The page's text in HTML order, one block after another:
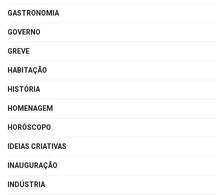
GASTRONOMIA
GOVERNO
GREVE
HABITAÇÃO
HISTÓRIA
HOMENAGEM
HORÓSCOPO
IDEIAS CRIATIVAS
INAUGURAÇÃO
INDÚSTRIA